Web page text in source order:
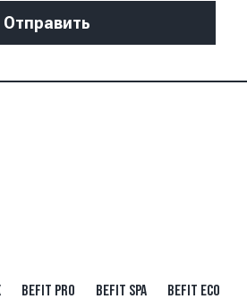
BEFIT PRO BEFIT SPA BEFIT ECO